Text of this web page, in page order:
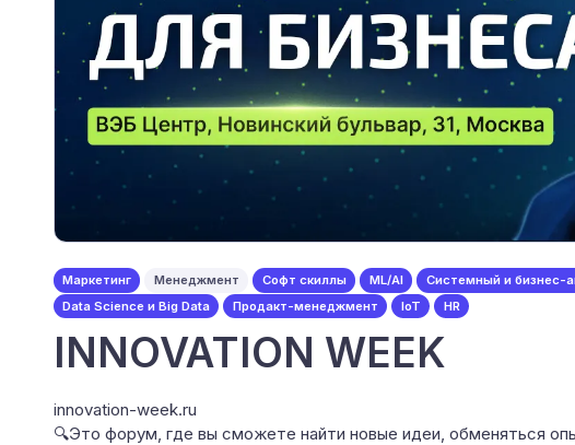
Маркетинг Менеджмент Софт скиллы ML/AI Системный и бизнес-
Data Science и Big Data
Продакт-менеджмент IoT HR
INNOVATION WEEK
innovation-week.ru
🔍Это форум, где вы сможете найти новые идеи, обменяться